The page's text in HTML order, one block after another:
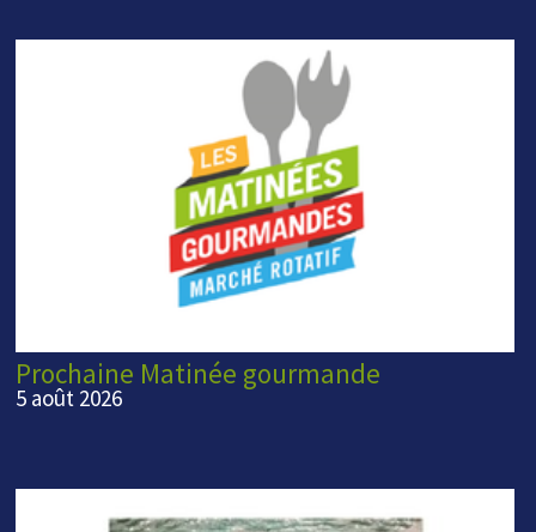
Prochaine Matinée gourmande
5 août 2026